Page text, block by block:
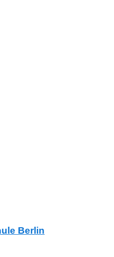
Berlin